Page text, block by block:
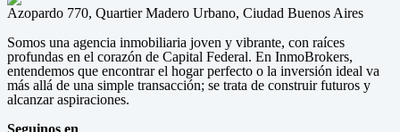
Azopardo 770, Quartier Madero Urbano, Ciudad Buenos Aires
Somos una agencia inmobiliaria joven y vibrante, con raíces
profundas en el corazón de Capital Federal. En InmoBrokers,
entendemos que encontrar el hogar perfecto o la inversión ideal va
más allá de una simple transacción; se trata de construir futuros y
alcanzar aspiraciones.
Seguinos en